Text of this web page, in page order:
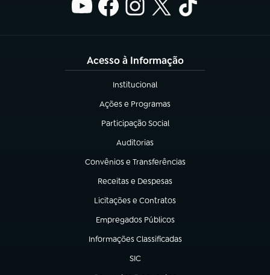
Acesso à Informação
Institucional
(abre em nova aba)
Ações e Programas
(abre em nova aba)
Participação Social
(abre em nova aba)
Auditorias
(abre em nova aba)
Convênios e Transferências
(abre em nova aba)
Receitas e Despesas
(abre em nova aba)
Licitações e Contratos
(abre em nova aba)
Empregados Públicos
(abre em nova aba)
Informações Classificadas
(abre em nova aba)
SIC
(abre em nova aba)